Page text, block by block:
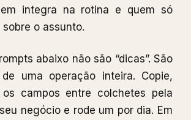
integra na rotina e quem só
o assunto.
abaixo não são “dicas”. São
uma operação inteira. Copie,
campos entre colchetes pela
negócio e rode um por dia. Em